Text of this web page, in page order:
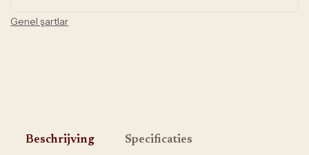
Genel şartlar
Beschrijving Specificaties